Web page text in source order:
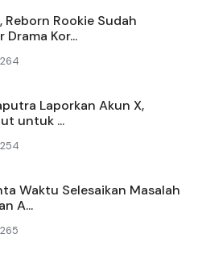
Reborn Rookie Sudah
Drama Kor...
264
Laporkan Akun X,
untuk ...
254
Waktu Selesaikan Masalah
A...
265